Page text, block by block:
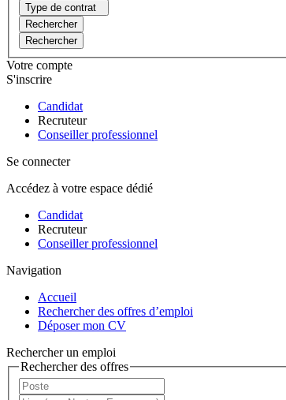
Type de contrat
Rechercher
Rechercher
Votre compte
S'inscrire
Candidat
Recruteur
Conseiller professionnel
Se connecter
Accédez à votre espace dédié
Candidat
Recruteur
Conseiller professionnel
Navigation
Accueil
Rechercher des offres d’emploi
Déposer mon CV
Rechercher un emploi
Rechercher des offres